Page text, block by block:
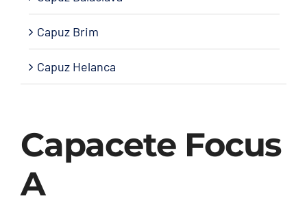
Capacete Focus
A
Capuz Brim
Capuz Helanca